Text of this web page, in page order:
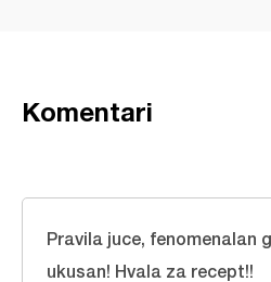
Komentari
Pravila juce, fenomenalan
ukusan! Hvala za recept!!